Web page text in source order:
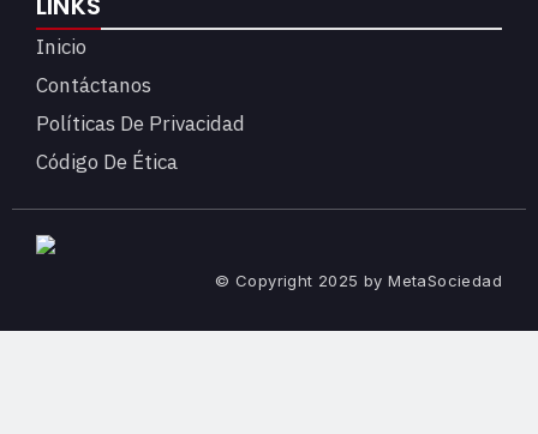
Inicio
Contáctanos
Políticas De Privacidad
Código De Ética
© Copyright 2025 by MetaSociedad